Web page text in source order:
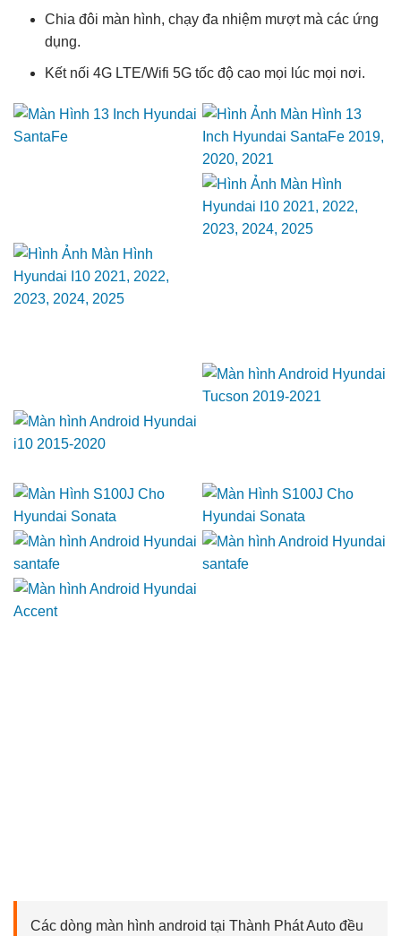
Chia đôi màn hình, chạy đa nhiệm mượt mà các ứng
dụng.
Kết nối 4G LTE/Wifi 5G tốc độ cao mọi lúc mọi nơi.
Các dòng màn hình android tại Thành Phát Auto đều